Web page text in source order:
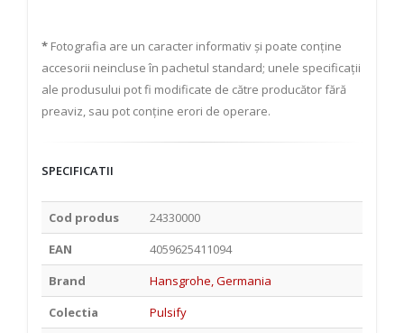
* Fotografia are un caracter informativ și poate conține
accesorii neincluse în pachetul standard; unele specificații
ale produsului pot fi modificate de către producător fără
preaviz, sau pot conține erori de operare.
SPECIFICATII
Cod produs
24330000
EAN
4059625411094
Brand
Hansgrohe, Germania
Colectia
Pulsify